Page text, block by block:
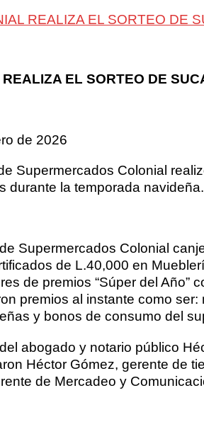
REALIZA EL SORTEO DE
EL SORTEO DE
de 2026
Supermercados Colonial
durante la temporada navideña.
Supermercados Colonial
de L.40,000 en
de premios “Súper del
premios al instante como
y bonos de consumo del
abogado y notario público
Héctor Gómez, gerente de
de Mercadeo y